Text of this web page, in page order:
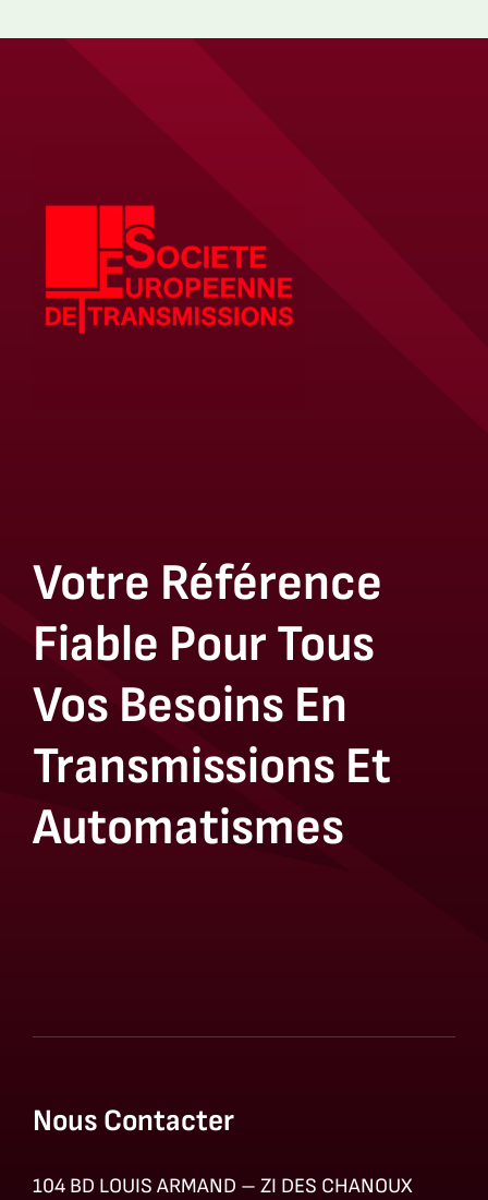
Votre Référence
Fiable Pour Tous
Vos Besoins En
Transmissions Et
Automatismes
Nous Contacter
104 BD LOUIS ARMAND – ZI DES CHANOUX